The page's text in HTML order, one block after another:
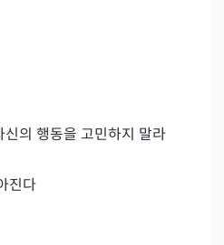
의 행동을 고민하지 말라
진다